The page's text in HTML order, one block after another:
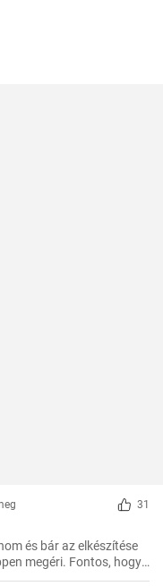
31
és bár az elkészítése
megéri. Fontos, hogy
után